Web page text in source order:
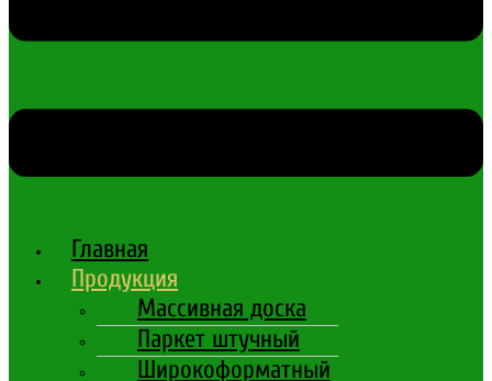
Главная
Продукция
Массивная доска
Паркет штучный
Широкоформатный